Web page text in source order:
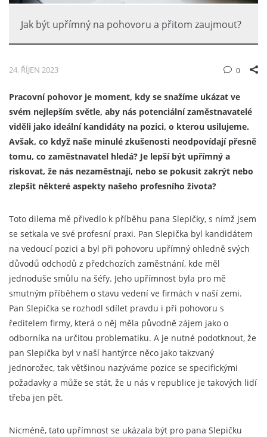
Jak být upřímný na pohovoru a přitom zaujmout?
0
24. ŘÍJEN 2023
Pracovní pohovor je moment, kdy se snažíme ukázat ve
svém nejlepším světle, aby nás potenciální zaměstnavatelé
viděli jako ideální kandidáty na pozici, o kterou usilujeme.
Avšak, co když naše minulé zkušenosti neodpovídají přesně
tomu, co zaměstnavatel hledá? Je lepší být upřímný a
riskovat, že nás nezaměstnají, nebo se pokusit zakrýt nebo
zlepšit některé aspekty našeho profesního života?
Toto dilema mě přivedlo k příběhu pana Slepičky, s nímž jsem
se setkala ve své profesní praxi. Pan Slepička byl kandidátem
na vedoucí pozici a byl při pohovoru upřímný ohledně svých
důvodů odchodů z předchozích zaměstnání, kde měl
jednoduše smůlu na šéfy. Jeho upřímnost byla pro mě
smutným příběhem o stavu vedení ve firmách v naší zemi.
Pan Slepička se rozhodl sdílet pravdu i při pohovoru s
ředitelem firmy, která o něj měla původně zájem jako o
odborníka na určitou problematiku. A je nutné podotknout, že
pan Slepička byl v naší hantýrce něco jako takzvaný
jednorožec, tak většinou nazýváme pozice se specifickými
požadavky a může se stát, že u nás v republice je takových lidí
třeba jen pět.
Nicméně, tato upřímnost se ukázala být pro pana Slepičku